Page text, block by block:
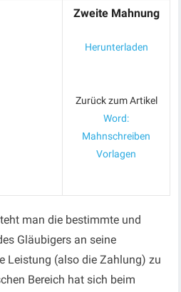
Zweite Mahnung
Herunterladen
Zurück zum Artikel
Word:
Mahnschreiben
Vorlagen
man die bestimmte und
Gläubigers an seine
Leistung (also die Zahlung) zu
Bereich hat sich beim